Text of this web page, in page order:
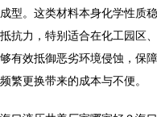
成型。这类材料本身化学性质
抵抗力，特别适合在化工园区
够有效抵御恶劣环境侵蚀，保
频繁更换带来的成本与不便。